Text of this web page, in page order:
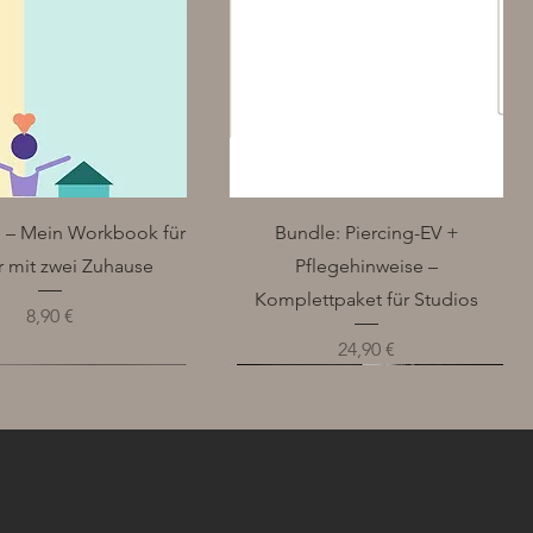
– Mein Workbook für
mit zwei Zuhause
Preis
8,90 €
Schnellansicht
Bundle: Piercing-EV +
Pflegehinweise –
Komplettpaket für Studios
Preis
24,90 €